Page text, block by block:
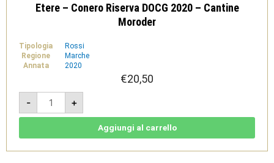
Etere – Conero Riserva DOCG 2020 – Cantine
Moroder
Tipologia
Rossi
Regione
Marche
Annata
2020
€20,50
-
Etere
Conero
Riserva
Cantine
+
Aggiungi al carrello